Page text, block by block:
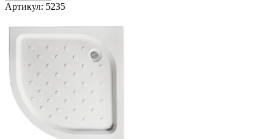
Артикул: 5235